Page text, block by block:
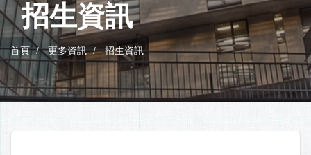
招生資訊
首頁 更多資訊 招生資訊